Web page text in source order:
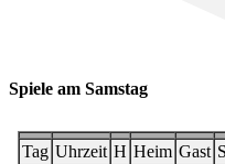
Spiele am Samstag